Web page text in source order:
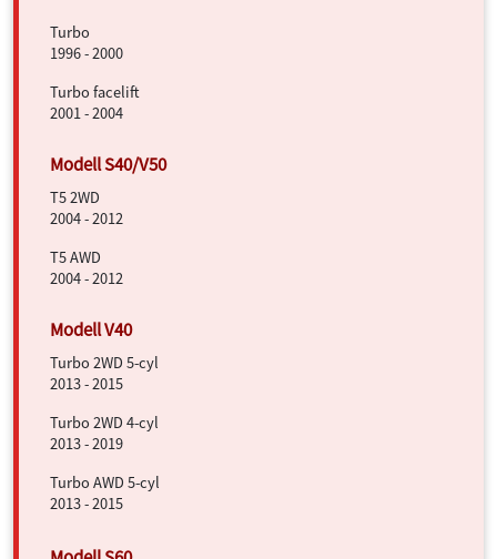
Turbo
1996 - 2000
Turbo facelift
2001 - 2004
T5 2WD
2004 - 2012
T5 AWD
2004 - 2012
Turbo 2WD 5-cyl
2013 - 2015
Turbo 2WD 4-cyl
2013 - 2019
Turbo AWD 5-cyl
2013 - 2015